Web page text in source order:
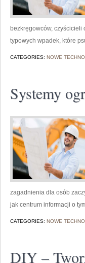
bezkręgowców,
typowych wpadek, które
CATEGORIES: NOWE
Systemy
zagadnienia dla osób
jak centrum informacji o
CATEGORIES: NOWE
DIY –